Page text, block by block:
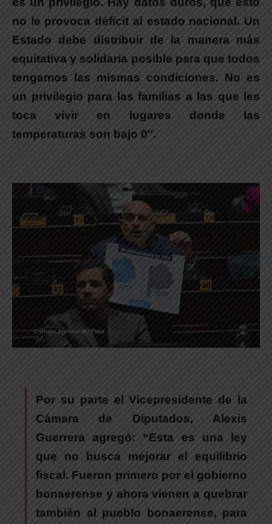
no le provoca déficit al estado nacional. Un
Estado debe distribuir de la manera más
equitativa y solidaria posible para que todos
tengamos las mismas condiciones. No es
un privilegio para las familias a las que les
toca vivir en lugares donde las
temperaturas son bajo 0″.
Por su parte el Vicepresidente de la
Cámara de Diputados, Alexis
Guerrera agregó: “Esta es una ley
que no busca mejorar el equilibrio
fiscal. Fueron primero por el gobierno
bonaerense y ahora vienen a quebrar
también al pueblo bonaerense, para